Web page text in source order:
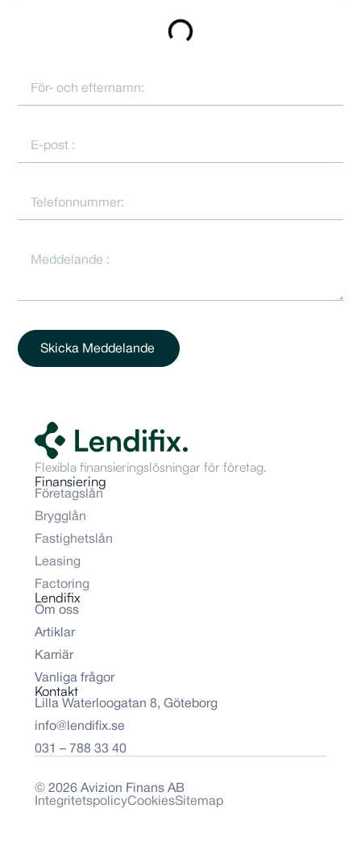
Skicka Meddelande
Flexibla finansieringslösningar för företag.
Finansiering
Företagslån
Brygglån
Fastighetslån
Leasing
Factoring
Lendifix
Om oss
Artiklar
Karriär
Vanliga frågor
Kontakt
Lilla Waterloogatan 8, Göteborg
info@lendifix.se
031 – 788 33 40
© 2026 Avizion Finans AB
IntegritetspolicyCookiesSitemap